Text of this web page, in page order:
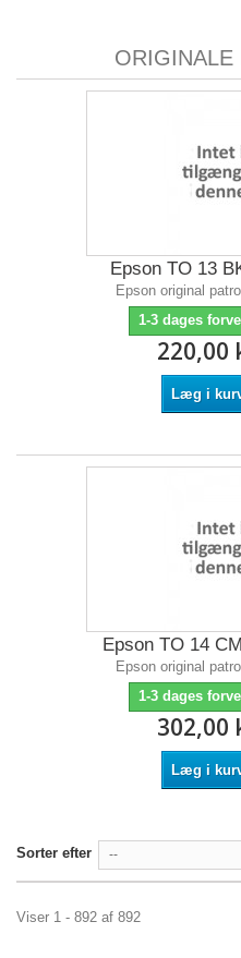
ORIGINALE
Epson TO 13
Epson original
1-3 dages
220,00
Læg i
Epson TO 14
Epson original
1-3 dages
302,00
Læg i
Sorter efter --
Viser 1 - 892 af 892